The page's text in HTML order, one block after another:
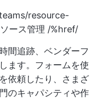
resource-
ース管理 /%href/
間追跡、ベンダーフ
ます。フォームを使
依頼したり、さまざ
のキャパシティや作